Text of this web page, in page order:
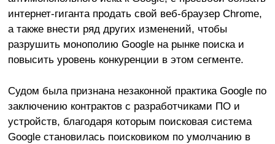
интернет-гиганта продать свой веб-браузер Chrome,
а также внести ряд других изменений, чтобы
разрушить монополию Google на рынке поиска и
повысить уровень конкуренции в этом сегменте.
Судом была признана незаконной практика Google по
заключению контрактов с разработчиками ПО и
устройств, благодаря которым поисковая система
Google становилась поисковиком по умолчанию в